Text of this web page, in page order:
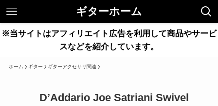
ギターホーム
※当サイトはアフィリエイト広告を利用して商品やサービ
スなどを紹介しています。
ホーム ギター ギターアクセサリ関連
D’Addario Joe Satriani Swivel